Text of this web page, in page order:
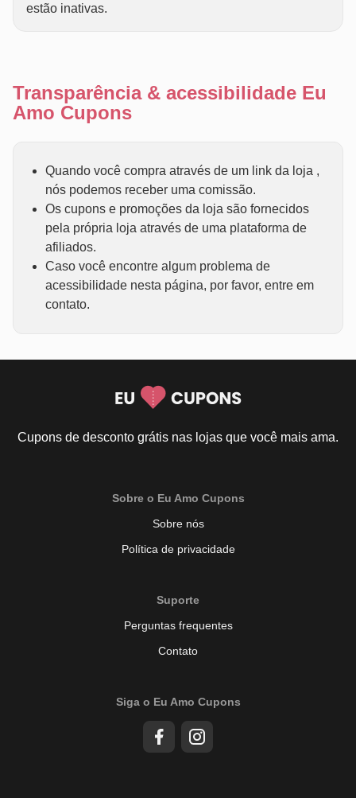
estão inativas.
Transparência & acessibilidade Eu
Amo Cupons
Quando você compra através de um link da loja ,
nós podemos receber uma comissão.
Os cupons e promoções da loja são fornecidos
pela própria loja através de uma plataforma de
afiliados.
Caso você encontre algum problema de
acessibilidade nesta página, por favor, entre em
contato.
Cupons de desconto grátis nas lojas que você mais ama.
Sobre o Eu Amo Cupons
Sobre nós
Política de privacidade
Suporte
Perguntas frequentes
Contato
Siga o Eu Amo Cupons